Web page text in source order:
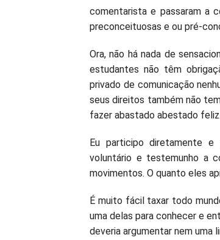
comentarista e passaram a
preconceituosas e ou pré-
Ora, não há nada de
estudantes não têm
privado de comunicação
seus direitos também não
fazer abastado abestado feliz.
Eu participo diretamente e
voluntário e testemunho a
movimentos. O quanto eles
É muito fácil taxar todo
uma delas para conhecer e
deveria argumentar nem uma